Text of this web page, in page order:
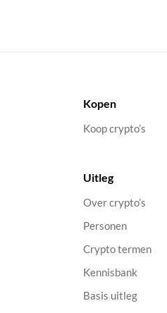
Kopen
Koop crypto’s
Uitleg
Over crypto’s
Personen
Crypto termen
Kennisbank
Basis uitleg